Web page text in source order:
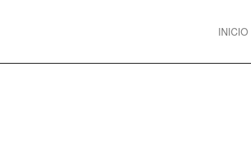
INICIO